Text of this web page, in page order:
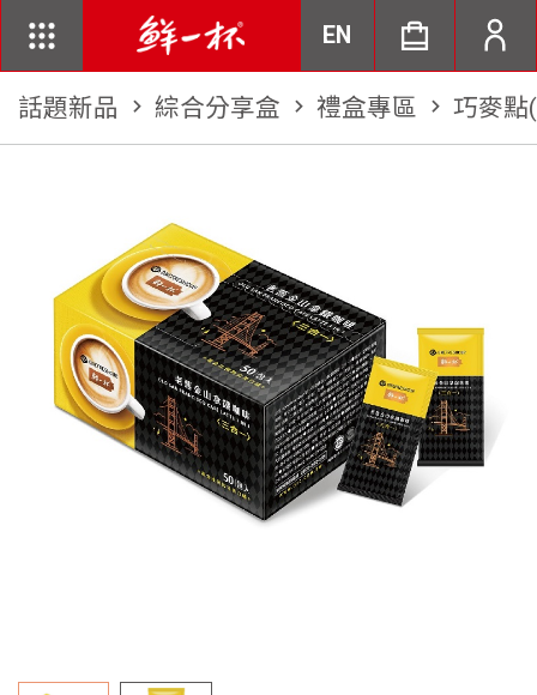
EN
話題新品 chevron_right 綜合分享盒 chevron_right 禮盒專區 chevron_right 巧麥